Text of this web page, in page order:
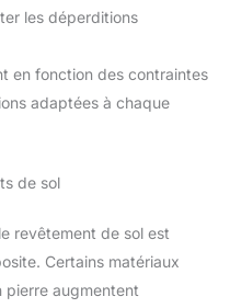
les déperditions
en fonction des contraintes
adaptées à chaque
de sol
revêtement de sol est
Certains matériaux
pierre augmentent